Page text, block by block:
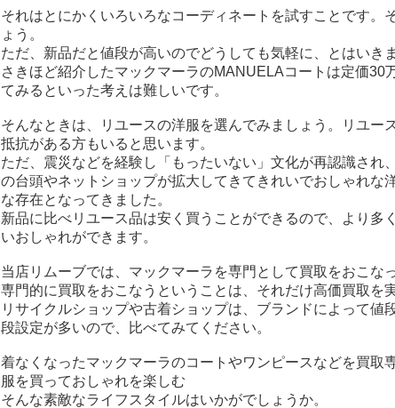
それはとにかくいろいろなコーディネートを試すことです。
ょう。
ただ、新品だと値段が高いのでどうしても気軽に、とはいき
さきほど紹介したマックマーラのMANUELAコートは定価30
てみるといった考えは難しいです。
そんなときは、リユースの洋服を選んでみましょう。リユー
抵抗がある方もいると思います。
ただ、震災などを経験し「もったいない」文化が再認識され
の台頭やネットショップが拡大してきてきれいでおしゃれな
な存在となってきました。
新品に比べリユース品は安く買うことができるので、より多
いおしゃれができます。
当店リムーブでは、マックマーラを専門として買取をおこな
専門的に買取をおこなうということは、それだけ高価買取を
リサイクルショップや古着ショップは、ブランドによって値
段設定が多いので、比べてみてください。
着なくなったマックマーラのコートやワンピースなどを買取
服を買っておしゃれを楽しむ
そんな素敵なライフスタイルはいかがでしょうか。